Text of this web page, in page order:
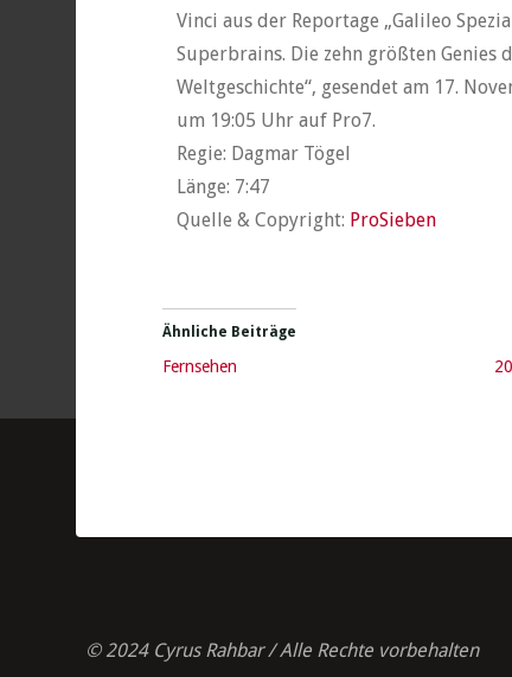
Vinci aus der Reportage „Galileo
Superbrains. Die zehn größten Genies
Weltgeschichte“, gesendet am 17.
um 19:05 Uhr auf Pro7.
Regie: Dagmar Tögel
Länge: 7:47
Quelle & Copyright: ProSieben
Ähnliche Beiträge
Fernsehen
© 2024 Cyrus Rahbar / Alle Rechte vorbehalten